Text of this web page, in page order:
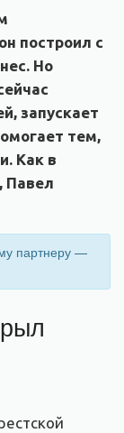
построил с
Но
запускает
тем,
Как в
Павел
партнеру —